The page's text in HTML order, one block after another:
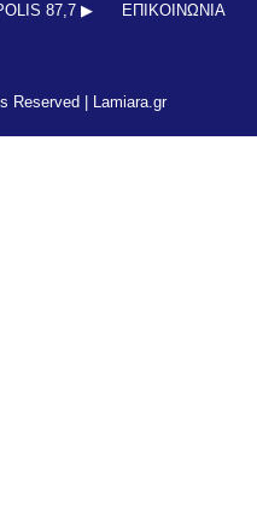
87,7 ▶︎ ΕΠΙΚΟΙΝΩΝΊΑ
Reserved | Lamiara.gr